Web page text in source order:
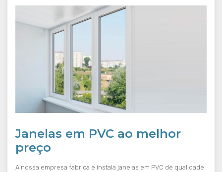
Janelas em PVC ao melhor
preço
A nossa empresa fabrica e instala janelas em PVC de qualidade